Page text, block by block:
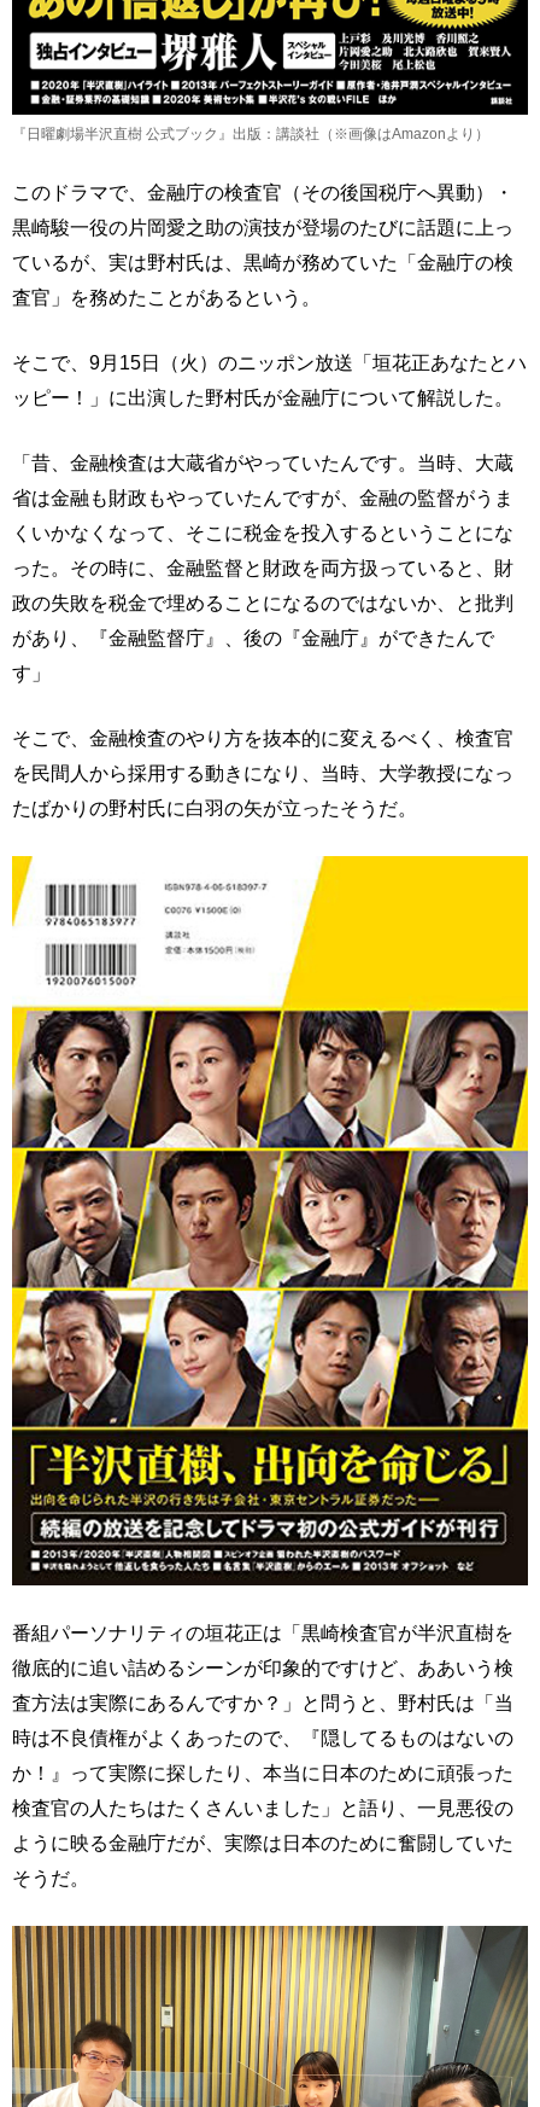
『日曜劇場半沢直樹 公式ブック』出版：講談社（※画像はAmazonより）
このドラマで、金融庁の検査官（その後国税庁へ異動）・
黒崎駿一役の片岡愛之助の演技が登場のたびに話題に上っ
ているが、実は野村氏は、黒崎が務めていた「金融庁の検
査官」を務めたことがあるという。
そこで、9月15日（火）のニッポン放送「垣花正あなたとハ
ッピー！」に出演した野村氏が金融庁について解説した。
「昔、金融検査は大蔵省がやっていたんです。当時、大蔵
省は金融も財政もやっていたんですが、金融の監督がうま
くいかなくなって、そこに税金を投入するということにな
った。その時に、金融監督と財政を両方扱っていると、財
政の失敗を税金で埋めることになるのではないか、と批判
があり、『金融監督庁』、後の『金融庁』ができたんで
す」
そこで、金融検査のやり方を抜本的に変えるべく、検査官
を民間人から採用する動きになり、当時、大学教授になっ
たばかりの野村氏に白羽の矢が立ったそうだ。
番組パーソナリティの垣花正は「黒崎検査官が半沢直樹を
徹底的に追い詰めるシーンが印象的ですけど、ああいう検
査方法は実際にあるんですか？」と問うと、野村氏は「当
時は不良債権がよくあったので、『隠してるものはないの
か！』って実際に探したり、本当に日本のために頑張った
検査官の人たちはたくさんいました」と語り、一見悪役の
ように映る金融庁だが、実際は日本のために奮闘していた
そうだ。